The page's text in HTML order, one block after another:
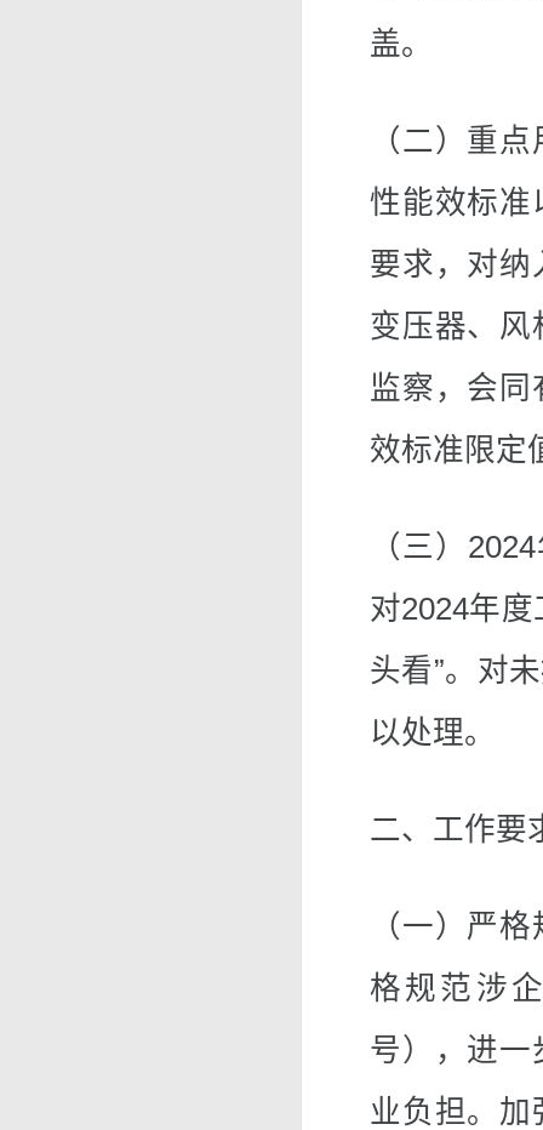
盖。
（二）重
性能效标准
要求，对纳
变压器、风
监察，会
效标准限定
（三）
对2024年
头看”。对
以处理。
二、工作要
（一）严
格规范涉
号），进一
业负担。